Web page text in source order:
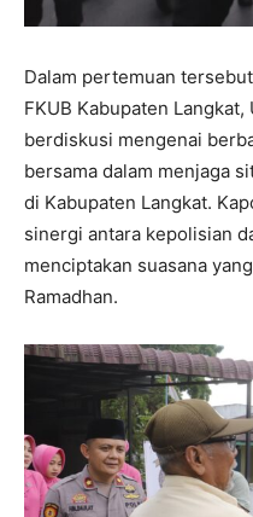
Dalam pertemuan
FKUB Kabupaten
berdiskusi mengenai
bersama dalam menjaga
di Kabupaten Langkat.
sinergi antara kepolisian
menciptakan suasana
Ramadhan.